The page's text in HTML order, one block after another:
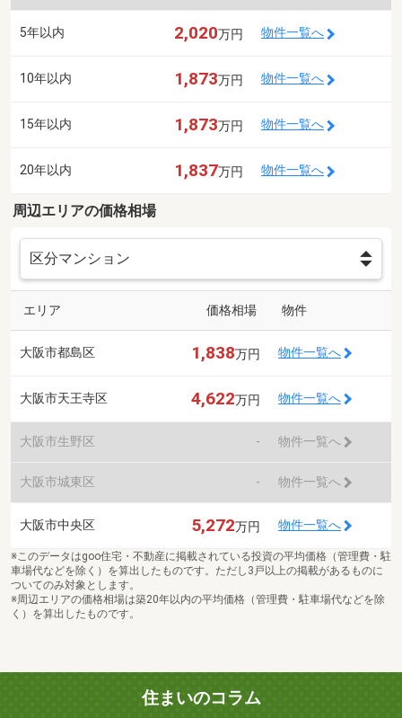
5年以内 2,020万円 物件一覧へ
10年以内 1,873万円 物件一覧へ
15年以内 1,873万円 物件一覧へ
20年以内 1,837万円 物件一覧へ
周辺エリアの価格相場
エリア 価格相場 物件
大阪市都島区 1,838万円 物件一覧へ
大阪市天王寺区 4,622万円 物件一覧へ
大阪市生野区 - 物件一覧へ
大阪市城東区 - 物件一覧へ
大阪市中央区 5,272万円 物件一覧へ
※このデータはgoo住宅・不動産に掲載されている投資の平均価格（管理費・駐
車場代などを除く）を算出したものです。ただし3戸以上の掲載があるものに
ついてのみ対象とします。
※周辺エリアの価格相場は築20年以内の平均価格（管理費・駐車場代などを除
く）を算出したものです。
住まいのコラム